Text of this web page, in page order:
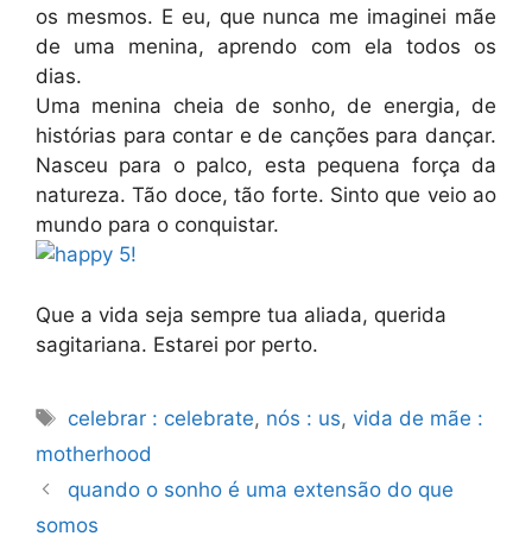
os mesmos. E eu, que nunca me imaginei mãe
de uma menina, aprendo com ela todos os
dias.
Uma menina cheia de sonho, de energia, de
histórias para contar e de canções para dançar.
Nasceu para o palco, esta pequena força da
natureza. Tão doce, tão forte. Sinto que veio ao
mundo para o conquistar.
Que a vida seja sempre tua aliada, querida
sagitariana. Estarei por perto.
Etiquetas
celebrar : celebrate, nós : us,vida de mãe :
motherhood
quando o sonho é uma extensão do que
somos